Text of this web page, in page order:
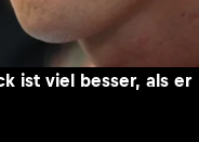
ist viel besser, als er